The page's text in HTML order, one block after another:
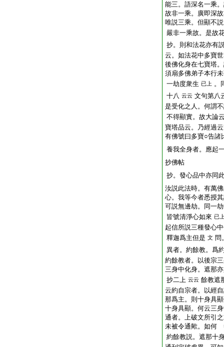
能三。語深名一乘
故非一乘。廣即深
唯説三乘。但顯不
嚴非一乘故。是故
抄。則和法花亦有
云。如法花中多寶
後佛化身在七寶塔
須扇多佛弟子本行
一劫度衆生 已上 。
十八 云云 文句第八
是受化之人。何謂
不得顯實。故大論
寶塔品云。乃經過
有佛號曰多寶○告諸
養我全身者。應起
抄佛帖
抄。發心品中亦同
汝説此法時。有萬
心。我等今者悉授
可説無邊劫。同一
皆號清淨心如來 已
起信所説三種發心
釋迦爲主但是 文 問
異者。約餘教。爲
約餘教者。以後宗
三身中化身。遮那
抄二上 云云 餘教遮
云約自宗者。以經
那爲主。則十身具
十身具顯。何云三
通者。上破文所引
未被令通歟。如何
約餘教説。遮那十